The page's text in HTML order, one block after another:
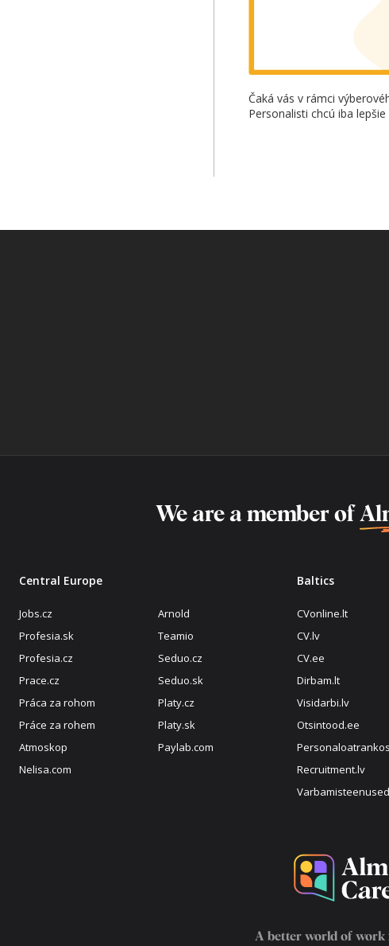
Čaká vás v rámci
Personalisti chcú iba
We are a member of
Central Europe
Jobs.cz
Profesia.sk
Profesia.cz
Prace.cz
Práca za rohom
Práce za rohem
Atmoskop
Nelisa.com
Arnold
Teamio
Seduo.cz
Seduo.sk
Platy.cz
Platy.sk
Paylab.com
Baltics
CVonline.lt
CV.lv
CV.ee
Dirbam.lt
Visidarbi.lv
Otsintood.ee
Recruitment.lv
A better world of work